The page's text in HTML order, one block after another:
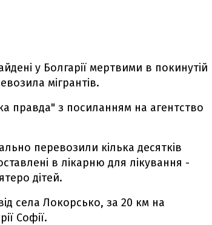
у Болгарії мертвими в покинутій
мігрантів.
правда" з посиланням на агентство
перевозили кілька десятків
в лікарню для лікування -
дітей.
села Локорсько, за 20 км на
Софії.